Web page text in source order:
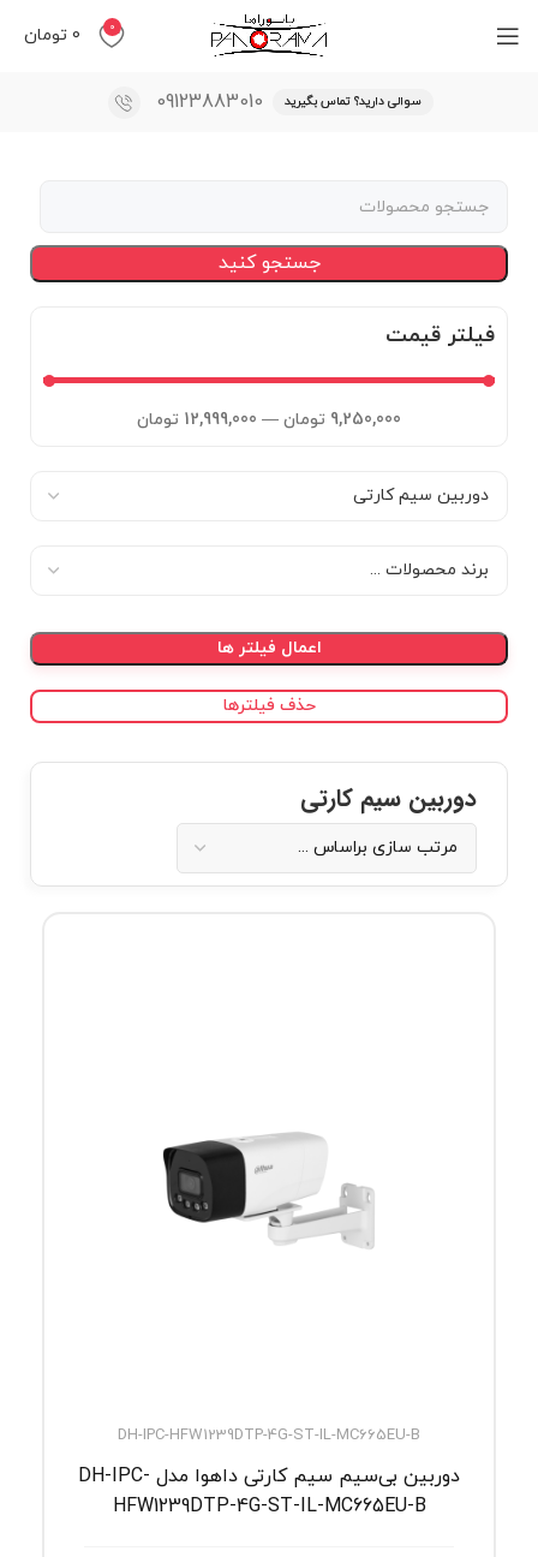
0
0 تومان
سوالی دارید؟ تماس بگیرید 09123883010
جستجو کنید
فیلتر قیمت
9,250,000 تومان —
12,999,000 تومان
اعمال فیلتر ها
حذف فیلترها
دوربین سیم کارتی
DH-IPC-HFW1239DTP-4G-ST-IL-MC665EU-B
دوربین بی‌سیم سیم کارتی داهوا مدل DH-IPC-
HFW1239DTP-4G-ST-IL-MC665EU-B